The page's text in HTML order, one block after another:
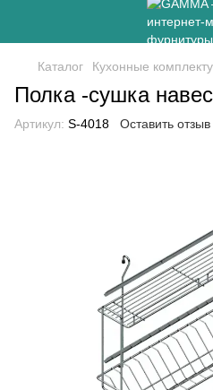
Каталог Кухонные
Полка -сушка
Артикул: S-4018 Оставить отзыв